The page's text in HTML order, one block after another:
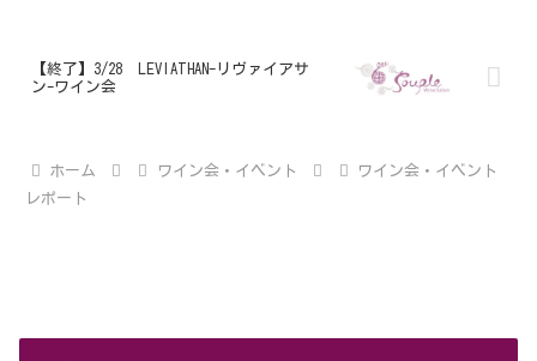
【終了】3/28 LEVIATHAN-リヴァイアサ
ン-ワイン会
ホーム ワイン会・イベント
ワイン会・イベント
レポート